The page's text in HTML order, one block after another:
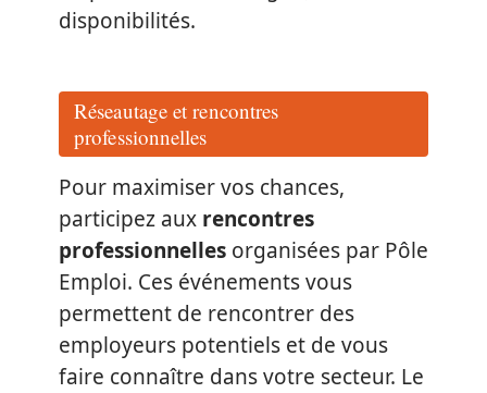
disponibilités.
Réseautage et rencontres
professionnelles
Pour maximiser vos chances,
participez aux rencontres
professionnelles organisées par Pôle
Emploi. Ces événements vous
permettent de rencontrer des
employeurs potentiels et de vous
faire connaître dans votre secteur. Le